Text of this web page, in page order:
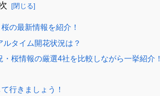
の最新情報を紹介！
タイム開花状況は？
桜情報の厳選4社を比較しながら一挙紹介！
行きましょう！